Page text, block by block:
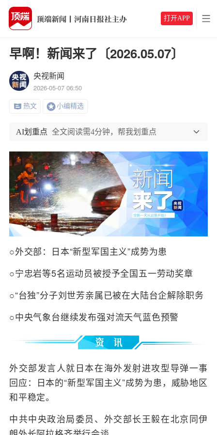
打开APP
早啊！新闻来了〔2026.05.07〕
央视新闻
2026-05-07 06:50
热文 小编精选
AI划重点 全文阅读需4分钟，帮我划重点
○外交部：日本“新型军国主义”成势为患
○宁忠岩等5名运动员被授予全国五一劳动奖章
○“台独”分子刘世芳亲属已被在大陆台企解除职务
○中央气象台继续发布强对流天气蓝色预警
外交部发言人就日本在海外发射进攻型导弹一事
回应：日本的“新型军国主义”成势为患，威胁地区
和平稳定。
中共中央政治局委员、外交部长王毅在北京同伊